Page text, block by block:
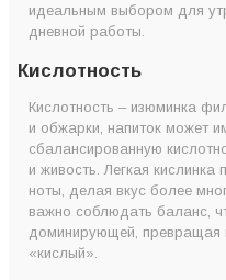
идеальным выбором для
дневной работы.
Кислотность
Кислотность – изюминка
и обжарки, напиток может
сбалансированную
и живость. Легкая
ноты, делая вкус более
важно соблюдать баланс,
доминирующей, превращая
«кислый».